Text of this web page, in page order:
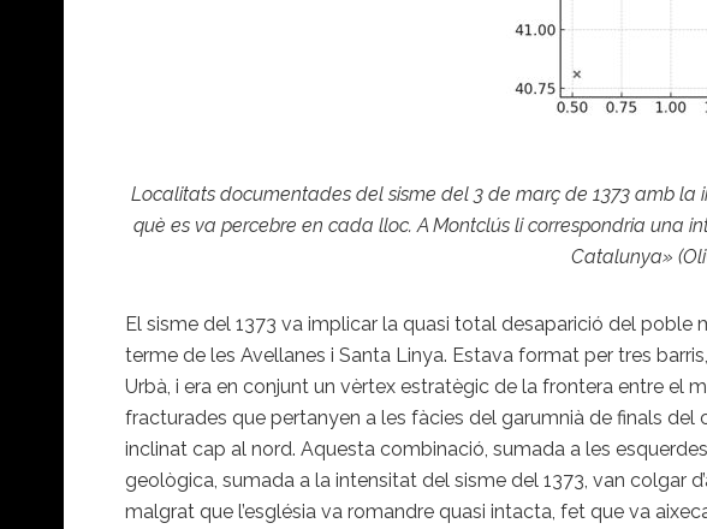
Localitats documentades del sisme del 3 de març de 1373 amb
què es va percebre en cada lloc. A Montclús li correspondria una
Catalunya»
El sisme del 1373 va implicar la quasi total desaparició del
terme de les Avellanes i Santa Linya. Estava format per tres
Urbà, i era en conjunt un vèrtex estratègic de la frontera entre el
fracturades que pertanyen a les fàcies del garumnià de finals
inclinat cap al nord. Aquesta combinació, sumada a les
geològica, sumada a la intensitat del sisme del 1373, van colgar
malgrat que l’església va romandre quasi intacta, fet que va